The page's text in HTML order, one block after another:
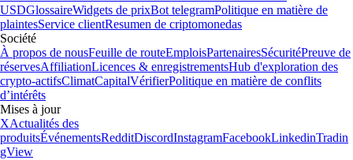
USDGlossaireWidgets de prixBot telegramPolitique en matière de
plaintesService clientResumen de criptomonedas
Société
À propos de nousFeuille de routeEmploisPartenairesSécuritéPreuve de
réservesAffiliationLicences & enregistrementsHub d'exploration des
crypto-actifsClimatCapitalVérifierPolitique en matière de conflits
d’intérêts
Mises à jour
XActualités des
produitsÉvénementsRedditDiscordInstagramFacebookLinkedinTradin
gView